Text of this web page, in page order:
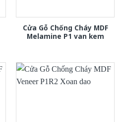
Cửa Gỗ Chống Cháy MDF
Melamine P1 van kem